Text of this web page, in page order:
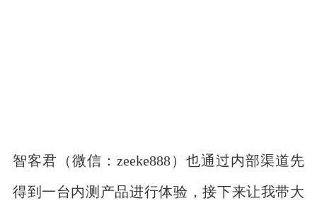
智客君（微信：zeeke888）也通过内部渠道先
得到一台内测产品进行体验，接下来让我带大